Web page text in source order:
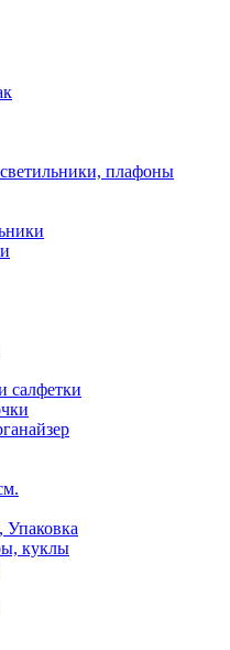
плафоны
салфетки
Упаковка
куклы